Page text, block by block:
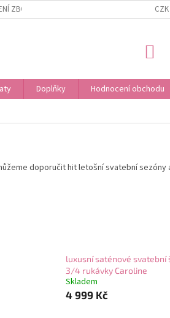
ZBOŽÍ CZK
Doplňky Hodnocení obchodu
doporučit hit letošní svatební sezóny
luxusní saténové svatební
3/4 rukávky Caroline
Skladem
4 999 Kč